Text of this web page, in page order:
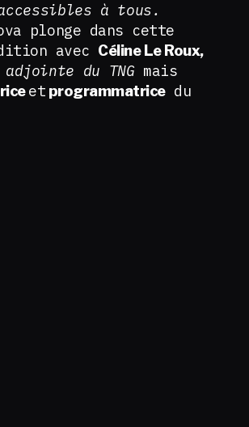
à tous.
plonge dans cette
avec Céline Le Roux,
du TNGmais
et programmatricedu